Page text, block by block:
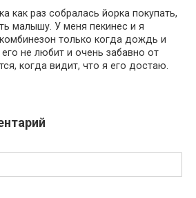
как раз собралась йорка покупать,
малышу. У меня пекинес и я
только когда дождь и
его не любит и очень забавно от
когда видит, что я его достаю.